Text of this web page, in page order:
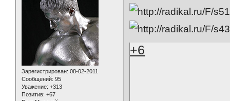
Зарегистрирован: 08-02-2011
Сообщений: 95
Уважение: +313
Позитив: +67
+6